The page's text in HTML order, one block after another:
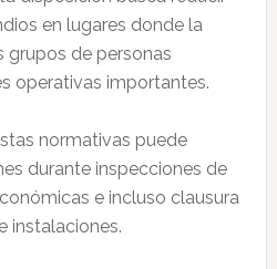
en lugares donde la
grupos de personas
operativas importantes.
normativas puede
durante inspecciones de
e incluso clausura
instalaciones.